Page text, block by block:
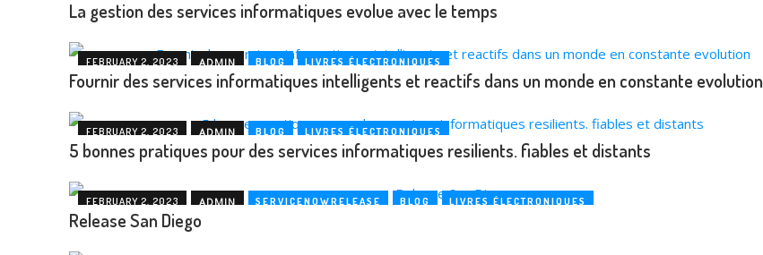
La gestion des services informatiques evolue avec le temps
FEBRUARY 2, 2023 ADMIN BLOG LIVRES ÉLECTRONIQUES
Fournir des services informatiques intelligents et reactifs dans un monde en constante evolution
FEBRUARY 2, 2023 ADMIN BLOG LIVRES ÉLECTRONIQUES
5 bonnes pratiques pour des services informatiques resilients. fiables et distants
FEBRUARY 2, 2023 ADMIN SERVICENOWRELEASE BLOG LIVRES ÉLECTRONIQUES
Release San Diego